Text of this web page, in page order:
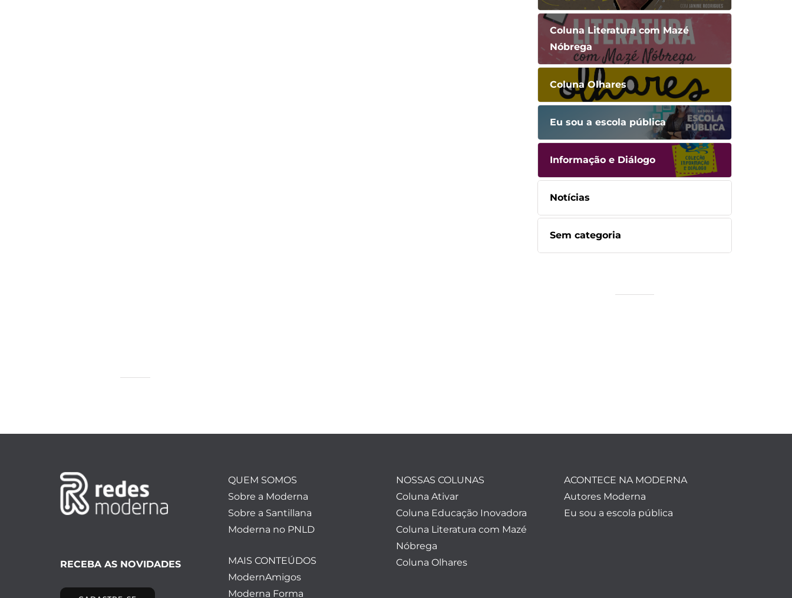
Coluna Literatura com Mazé
Nóbrega
Coluna Olhares
Eu sou a escola pública
Informação e Diálogo
Notícias
Sem categoria
RECEBA AS NOVIDADES
QUEM SOMOS
Sobre a Moderna
Sobre a Santillana
Moderna no PNLD
MAIS CONTEÚDOS
ModernAmigos
Moderna Forma
NOSSAS COLUNAS
Coluna Ativar
Coluna Educação Inovadora
Coluna Literatura com Mazé
Nóbrega
Coluna Olhares
ACONTECE NA MODERNA
Autores Moderna
Eu sou a escola pública